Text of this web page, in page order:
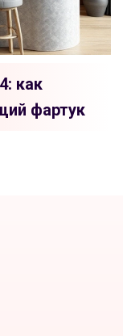
как
фартук